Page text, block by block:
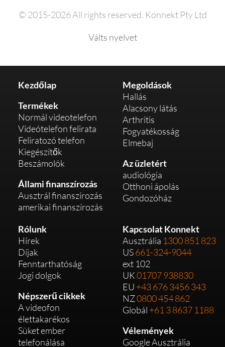
© 2015-2026 All rights reserved. Konnekt Pty Ltd
Válts nyelvet
Kezdőlap
Termékek
Normál videotelefon
Videótelefon felirata
Feliratozó telefon
Kiegészítők
Beszámolók
Állami finanszírozás
Ausztrál finanszírozás
amerikai finanszírozás
Megoldások
Hallás
Alacsony látás
Arthritis
Fogyatékosság
Elmebaj
Az üzletért
audiológia
Otthoni ápolás
Gondozóház
Rólunk
Hírek
Díjak
Fenntarthatóság
Jogi dolgok
Népszerű cikkek
A videofon
élettakarékos
Süket ember
telefonálása
Kapcsolat Konnekt
Ausztrália 1300 851 823
US661-324-9044
ext 102
UK01707 938830
EU +43 676 3456 343
NZ0800 454 862
Globál +61 3 8637 1188
Vélemények
Google Ausztrália